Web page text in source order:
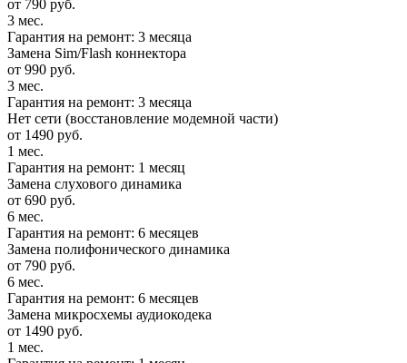
от 790 руб.
3 мес.
Гарантия на ремонт: 3 месяца
Замена Sim/Flash коннектора
от 990 руб.
3 мес.
Гарантия на ремонт: 3 месяца
Нет сети (восстановление модемной части)
от 1490 руб.
1 мес.
Гарантия на ремонт: 1 месяц
Замена слухового динамика
от 690 руб.
6 мес.
Гарантия на ремонт: 6 месяцев
Замена полифонического динамика
от 790 руб.
6 мес.
Гарантия на ремонт: 6 месяцев
Замена микросхемы аудиокодека
от 1490 руб.
1 мес.